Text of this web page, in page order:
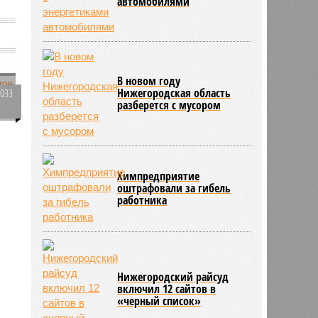
В новом году
Нижегородская область
разберется с мусором
Химпредприятие
оштрафовали за гибель
работника
Нижегородский райсуд
включил 12 сайтов в
«черный список»